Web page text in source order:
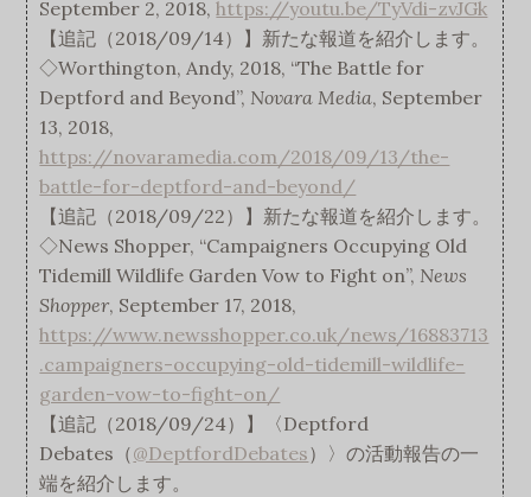
September 2, 2018,https://youtu.be/TyVdi-zvJGk
【追記（2018/09/14）】新たな報道を紹介します。
◇Worthington, Andy, 2018, “The Battle for
Deptford and Beyond”, Novara Media, September
13, 2018,
https://novaramedia.com/2018/09/13/the-
battle-for-deptford-and-beyond/
【追記（2018/09/22）】新たな報道を紹介します。
◇News Shopper, “Campaigners Occupying Old
Tidemill Wildlife Garden Vow to Fight on”, News
Shopper, September 17, 2018,
https://www.newsshopper.co.uk/news/16883713
.campaigners-occupying-old-tidemill-wildlife-
garden-vow-to-fight-on/
【追記（2018/09/24）】〈Deptford
Debates（@DeptfordDebates）〉の活動報告の一
端を紹介します。